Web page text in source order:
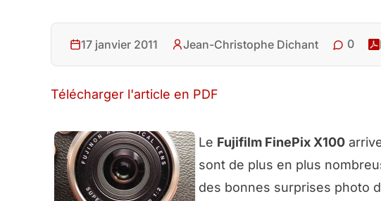
17 janvier 2011 Jean-Christophe Dichant 0
Télécharger l'article en PDF
Le Fujifilm FinePix X100
sont de plus en plus
des bonnes surprises photo